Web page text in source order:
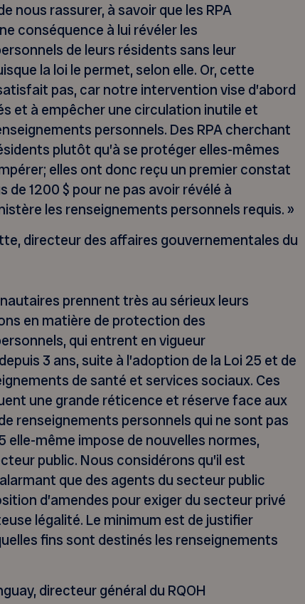
nous rassurer, à savoir que les RPA
conséquence à lui révéler les
de leurs résidents sans leur
la loi le permet, selon elle. Or, cette
pas, car notre intervention vise d’abord
et à empêcher une circulation inutile et
personnels. Des RPA cherchant
plutôt qu’à se protéger elles-mêmes
elles ont donc reçu un premier constat
de 1200 $ pour ne pas avoir révélé à
les renseignements personnels requis. »
directeur des affaires gouvernementales du
prennent très au sérieux leurs
en matière de protection des
qui entrent en vigueur
3 ans, suite à l’adoption de la Loi 25 et de
de santé et services sociaux. Ces
une grande réticence et réserve face aux
renseignements personnels qui ne sont pas
elle-même impose de nouvelles normes,
public. Nous considérons qu’il est
que des agents du secteur public
d’amendes pour exiger du secteur privé
légalité. Le minimum est de justifier
fins sont destinés les renseignements
directeur général du RQOH